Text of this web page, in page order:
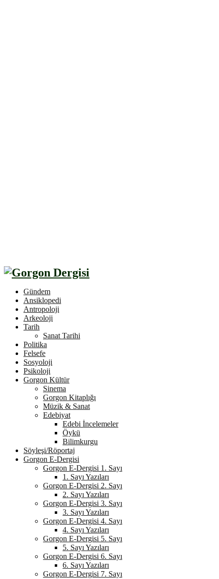
Gündem
Ansiklopedi
Antropoloji
Arkeoloji
Tarih
Sanat Tarihi
Politika
Felsefe
Sosyoloji
Psikoloji
Gorgon Kültür
Sinema
Gorgon Kitaplığı
Müzik & Sanat
Edebiyat
Edebi İncelemeler
Öykü
Bilimkurgu
Söyleşi/Röportaj
Gorgon E-Dergisi
Gorgon E-Dergisi 1. Sayı
1. Sayı Yazıları
Gorgon E-Dergisi 2. Sayı
2. Sayı Yazıları
Gorgon E-Dergisi 3. Sayı
3. Sayı Yazıları
Gorgon E-Dergisi 4. Sayı
4. Sayı Yazıları
Gorgon E-Dergisi 5. Sayı
5. Sayı Yazıları
Gorgon E-Dergisi 6. Sayı
6. Sayı Yazıları
Gorgon E-Dergisi 7. Sayı